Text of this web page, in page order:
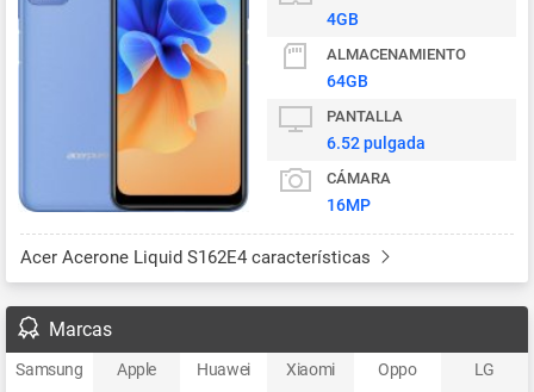
4GB
ALMACENAMIENTO
64GB
PANTALLA
6.52 pulgada
CÁMARA
16MP
Acer Acerone Liquid S162E4 características
Marcas
Samsung Apple Huawei Xiaomi Oppo
LG